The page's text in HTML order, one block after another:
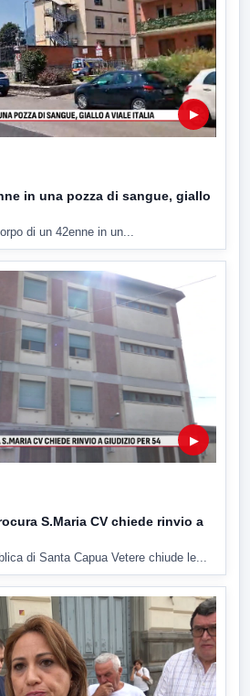
▶
in una pozza di sangue, giallo
di un 42enne in un...
▶
S.Maria CV chiede rinvio a
di Santa Capua Vetere chiude le...